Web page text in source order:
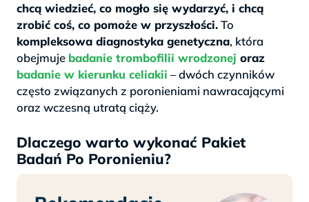
chcą wiedzieć, co mogło się wydarzyć, i chcą
zrobić coś, co pomoże w przyszłości.To
kompleksowa diagnostyka genetyczna, która
obejmuje badanie trombofilii wrodzonej oraz
badanie w kierunku celiakii – dwóch czynników
często związanych z poronieniami nawracającymi
oraz wczesną utratą ciąży.
Dlaczego warto wykonać Pakiet
Badań Po Poronieniu?